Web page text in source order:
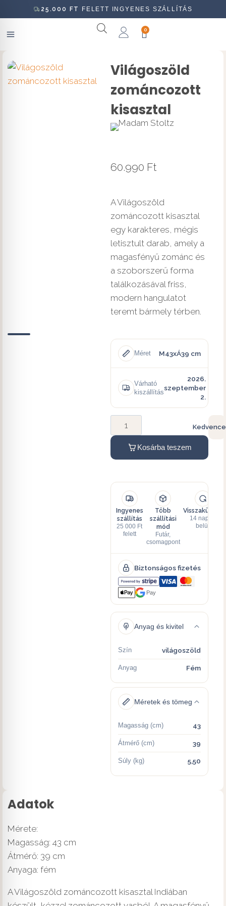
25.000 FT FELETT INGYENES SZÁLLÍTÁS
0
Világoszöld
zománcozott
kisasztal
60.990 Ft
A Világoszöld
zománcozott kisasztal
egy karakteres, mégis
letisztult darab, amely a
magasfényű zománc és
a szoborszerű forma
találkozásával friss,
modern hangulatot
teremt bármely térben.
Méret M43xÁ39 cm
Várható
kiszállítás
2026.
szeptember
2.
Kosárba teszem
Ingyenes
szállítás
25 000 Ft
felett
Több
szállítási
mód
Futár,
csomagpont
Visszaküldés
14 napon
belül
Biztonságos fizetés
Pay
Anyag és kivitel
Szín világoszöld
Anyag Fém
Méretek és tömeg
Magasság (cm) 43
Átmérő (cm) 39
Súly (kg) 5,50
Adatok
Mérete:
Magasság: 43 cm
Átmérő: 39 cm
Anyaga: fém
A Világoszöld zománcozott kisasztal Indiában